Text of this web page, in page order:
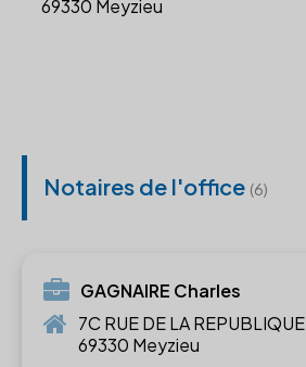
69330 Meyzieu
Notaires de l'office (6)
GAGNAIRE Charles
7C RUE DE LA REPUBLIQUE
69330 Meyzieu